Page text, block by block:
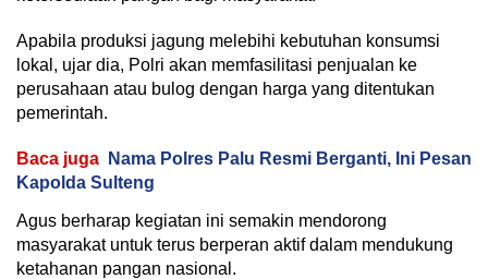
Apabila produksi jagung melebihi kebutuhan konsumsi
lokal, ujar dia, Polri akan memfasilitasi penjualan ke
perusahaan atau bulog dengan harga yang ditentukan
pemerintah.
Baca juga
Nama Polres Palu Resmi Berganti, Ini Pesan
Kapolda Sulteng
Agus berharap kegiatan ini semakin mendorong
masyarakat untuk terus berperan aktif dalam mendukung
ketahanan pangan nasional.